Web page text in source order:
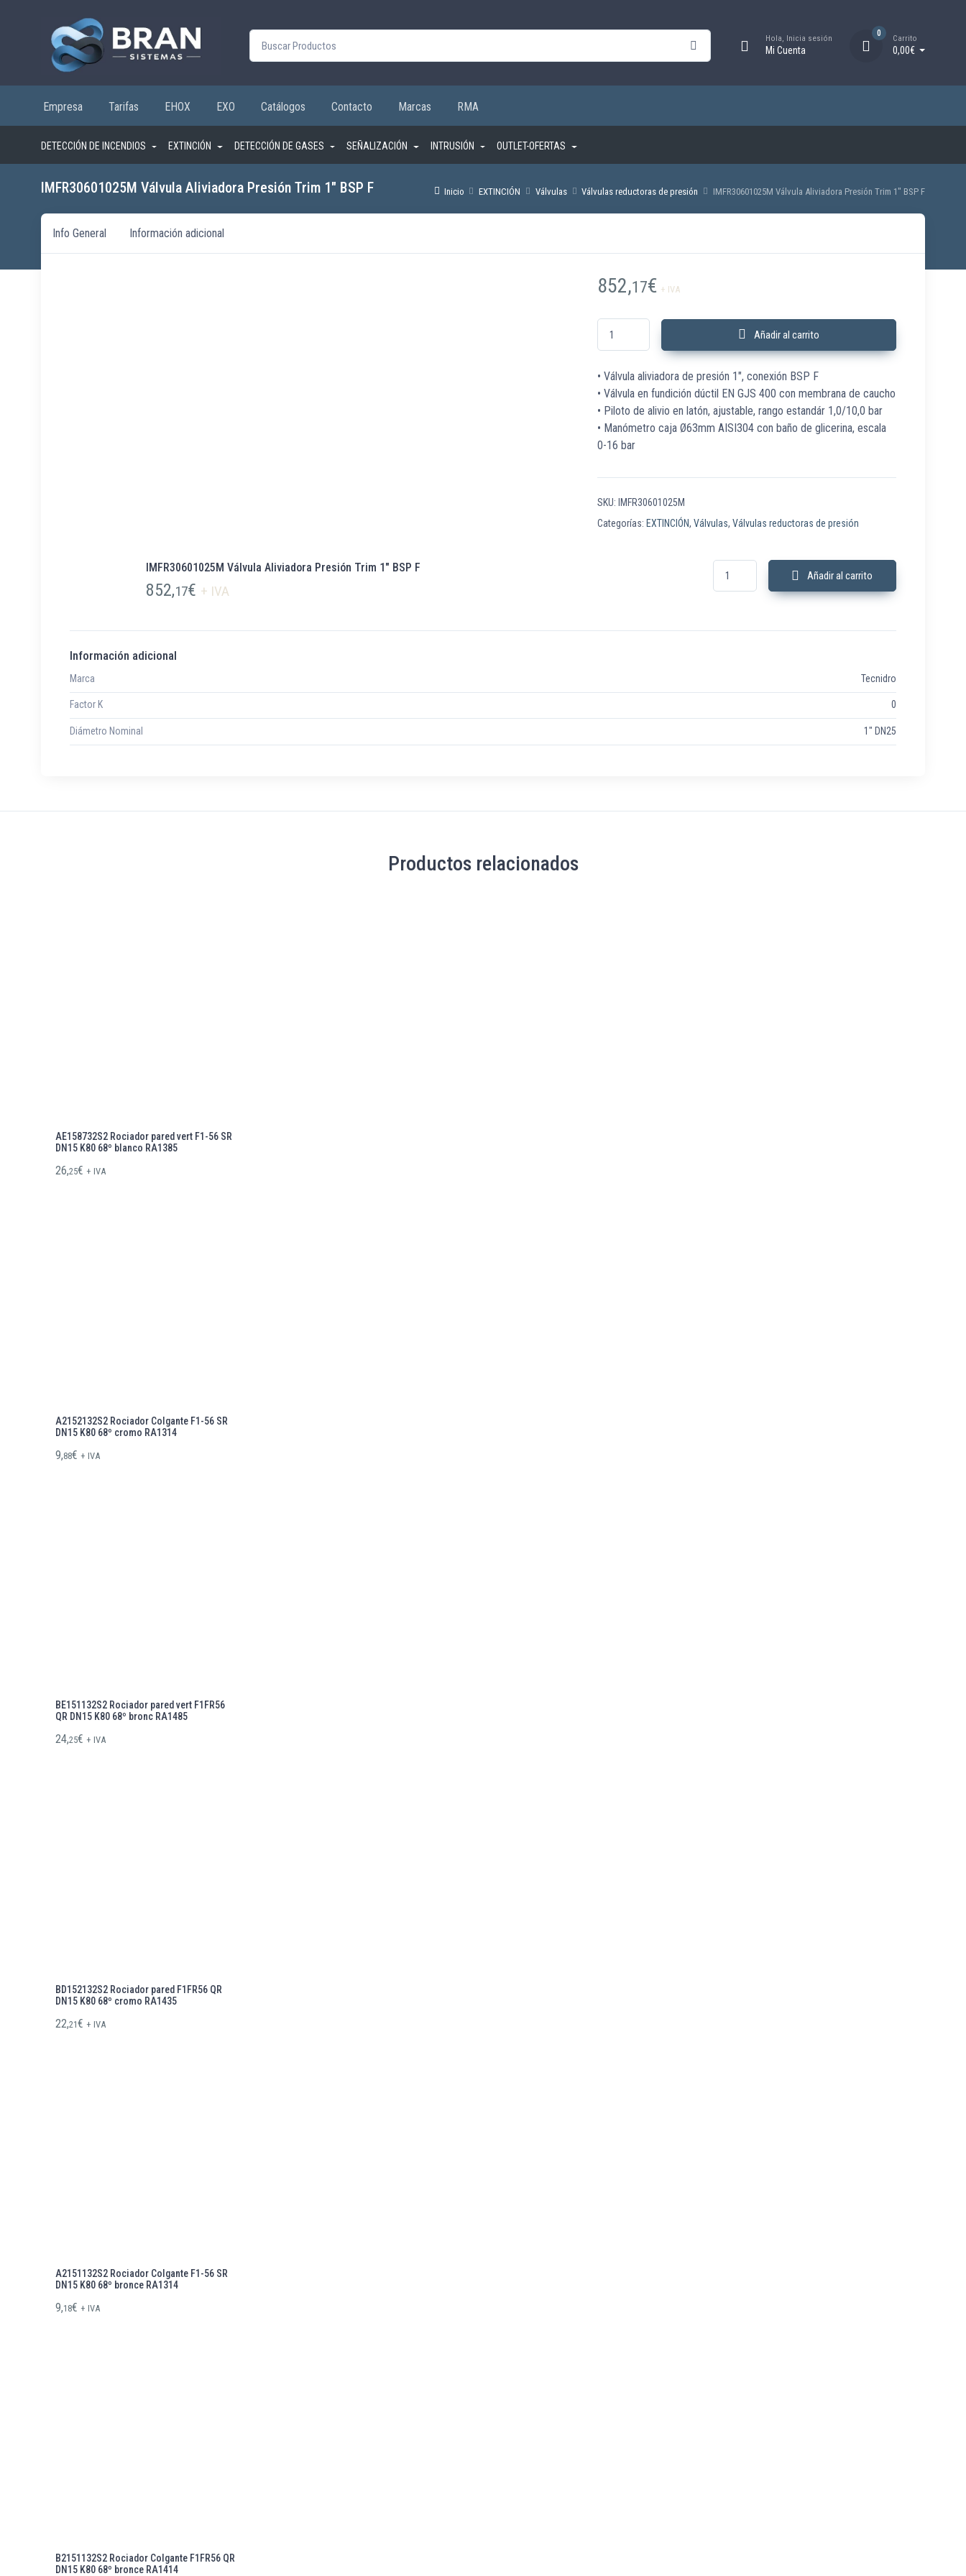
Buscar por: Hola, Inicia sesión
Mi Cuenta
0
Carrito
0,00€
Empresa Tarifas EHOX EXO Catálogos Contacto Marcas RMA
DETECCIÓN DE INCENDIOS EXTINCIÓN DETECCIÓN DE GASES SEÑALIZACIÓN INTRUSIÓN OUTLET-OFERTAS
Inicio EXTINCIÓN Válvulas Válvulas reductoras de presión IMFR30601025M Válvula Aliviadora Presión Trim 1″ BSP F
IMFR30601025M Válvula Aliviadora Presión Trim 1″ BSP F
Info General Información adicional
852,17€ + IVA
IMFR30601025M Válvula Aliviadora Presión Trim 1" BSP F cantidad
Añadir al carrito
• Válvula aliviadora de presión 1″, conexión BSP F
• Válvula en fundición dúctil EN GJS 400 con membrana de caucho
• Piloto de alivio en latón, ajustable, rango estandár 1,0/10,0 bar
• Manómetro caja Ø63mm AISI304 con baño de glicerina, escala
0-16 bar
SKU: IMFR30601025M
Categorías: EXTINCIÓN, Válvulas, Válvulas reductoras de presión
IMFR30601025M Válvula Aliviadora Presión Trim 1″ BSP F
852,17€ + IVA
IMFR30601025M Válvula Aliviadora Presión Trim 1" BSP F
Añadir al carrito
Información adicional
Marca Tecnidro
Factor K 0
Diámetro Nominal 1" DN25
Productos relacionados
AE158732S2 Rociador pared vert F1-56 SR
DN15 K80 68º blanco RA1385
26,25€ + IVA
A2152132S2 Rociador Colgante F1-56 SR
DN15 K80 68º cromo RA1314
9,88€ + IVA
BE151132S2 Rociador pared vert F1FR56
QR DN15 K80 68º bronc RA1485
24,25€ + IVA
BD152132S2 Rociador pared F1FR56 QR
DN15 K80 68º cromo RA1435
22,21€ + IVA
A2151132S2 Rociador Colgante F1-56 SR
DN15 K80 68º bronce RA1314
9,18€ + IVA
B2151132S2 Rociador Colgante F1FR56 QR
DN15 K80 68º bronce RA1414